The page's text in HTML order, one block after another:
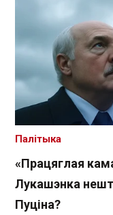
«Працяглая
Лукашэнка
Пуціна?
Палітыка